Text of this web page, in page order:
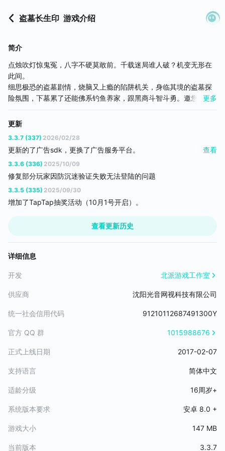
盗墓长生印 游戏介绍
简介
点烛吹灯惊鬼冤，八字不硬莫敢前。千载迷局谁人破？机变无形在
此间。
细思极恐的盗墓剧情，烧脑又上瘾的陷阱机关，身临其境的盗墓探
险氛围，下墓累了还能佛系钓鱼养家，跟黑商斗智斗勇。邀您重温
【故事背景】
不得。直至汉高祖刘邦之孙，淮南王刘安，踏遍千山，访寻先王墓
陵，得长生之法，遗留长生印流传于世间。后长生印隐匿于历代帝
皇手中，下落渐渐不得而知。
千年后，吕烽等人受托，携带淮南图残卷，重启长生印探寻之路。
不料，在淇河大墓探寻中因滔天巨浪与队员走散。至此，吕烽便卷
入一场先王谋划千年的阴谋之中……
上古三皇，铸成长生之法，然而长生岂无代价？秦三十七年，擅长
长生之法，鸡犬升天，为何却未见其长生？这一切背后隐藏着长生
踏出第一步开始便已入局。这场阴谋，最后真正的赢家会是谁？
2.机变无形，生死抉择存乎一念
九州五岳连锁机关，八宝盒华容道解谜……这里的机关变化万千。你
要知道，如果你无法解开这些机关，你也将永远止步当前！越是危
到藏在墓下千年的真相。
淇河大墓、商洛山古墓、秦始皇陵、南洋古墓、上古魔窟，千年古
可能隐藏着致命陷阱，那火光照不亮的漆黑一角游荡着的是陪葬的
更多
更新
3.3.7 (337) 2026/02/28
更新的了广告sdk，更换了广告服务平台。
游戏中的激励视频广告将更合规，将不会再有乱弹窗或自动下载等
乱七八糟的东西。
查看
3.3.6 (336) 2025/10/09
修复部分玩家因防沉迷验证失败无法登陆的问题
3.3.5 (335) 2025/09/30
增加了TapTap抽奖活动（10月1号开启）。
查看更新历史
详细信息
开发 北派游戏工作室
供应商 沈阳光音网视科技有限公司
统一社会信用代码 91210112687491300Y
官方 QQ 群 1015988676
正式上线日期 2017-02-07
支持语言 简体中文
适龄分级 16周岁+
系统版本要求 安卓 8.0 +
游戏大小 147 MB
当前版本 3.3.7